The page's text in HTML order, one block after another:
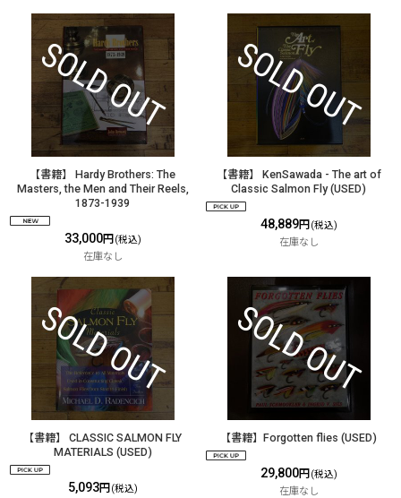
【書籍】 Hardy Brothers: The
Masters, the Men and Their Reels,
1873-1939
33,000円 (税込)
在庫なし
【書籍】 KenSawada - The art of
Classic Salmon Fly (USED)
48,889円 (税込)
在庫なし
【書籍】 CLASSIC SALMON FLY
MATERIALS (USED)
5,093円 (税込)
【書籍】Forgotten flies (USED)
29,800円 (税込)
在庫なし